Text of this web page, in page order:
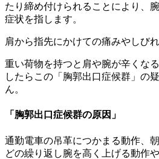
たり締め付けられることにより、
症状を指します。
肩から指先にかけての痛みやしびれ
重い荷物を持つと肩や腕が辛くな
したらこの「胸郭出口症候群」の
ん。
「胸郭出口症候群の原因」
通勤電車の吊革につかまる動作、
どの繰り返し腕を高く上げる動作や